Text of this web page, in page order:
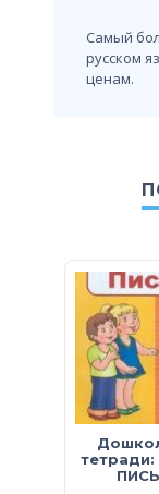
Самый
русском
ценам.
тетради: